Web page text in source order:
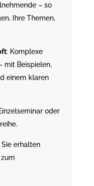
– so
Ihre Themen,
: Komplexe
mit Beispielen,
einem klaren
oder
Sie erhalten